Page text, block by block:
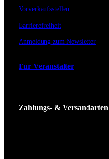
Vorverkaufsstellen
Barrierefreiheit
Anmeldung zum Newsletter
Für Veranstalter
Zahlungs- & Versandarten